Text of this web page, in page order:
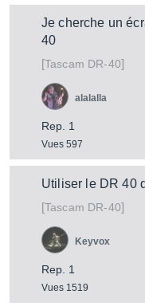
Je cherche un
40
[Tascam DR-40]
Rep. 1
Vues 597
alalalla
Utiliser le DR 40
[Tascam DR-40]
Rep. 1
Vues 1519
Keyvox